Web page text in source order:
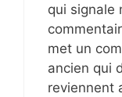
qui signale
met un
ancien qui
reviennent